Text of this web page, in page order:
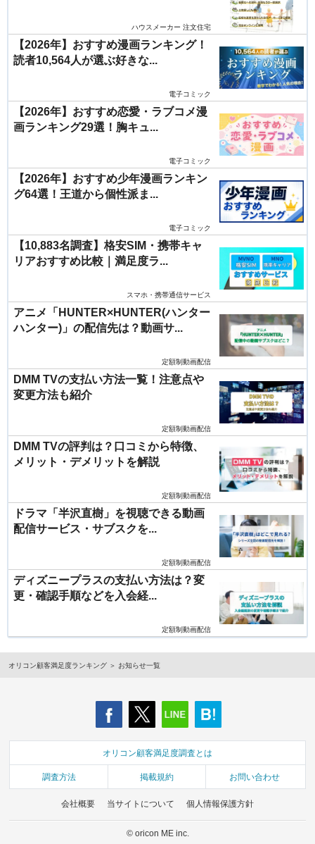
ハウスメーカー 注文住宅
【2026年】おすすめ漫画ランキング！
読者10,564人が選ぶ好きな...
電子コミック
【2026年】おすすめ恋愛・ラブコメ漫
画ランキング29選！胸キュ...
電子コミック
【2026年】おすすめ少年漫画ランキン
グ64選！王道から個性派ま...
電子コミック
【10,883名調査】格安SIM・携帯キャ
リアおすすめ比較｜満足度ラ...
スマホ・携帯通信サービス
アニメ「HUNTER×HUNTER(ハンター
ハンター)」の配信先は？動画サ...
定額制動画配信
DMM TVの支払い方法一覧！注意点や
変更方法も紹介
定額制動画配信
DMM TVの評判は？口コミから特徴、
メリット・デメリットを解説
定額制動画配信
ドラマ「半沢直樹」を視聴できる動画
配信サービス・サブスクを...
定額制動画配信
ディズニープラスの支払い方法は？変
更・確認手順などを入会経...
定額制動画配信
オリコン顧客満足度ランキング お知らせ一覧
オリコン顧客満足度調査とは
調査方法 掲載規約 お問い合わせ
会社概要 当サイトについて 個人情報保護方針
© oricon ME inc.